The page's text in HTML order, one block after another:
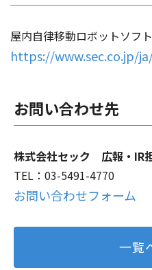
屋内自律移動ロボットソフ
https://www.sec.co.jp/
お問い合わせ先
株式会社セック 広報・IR
TEL：03-5491-4770
お問い合わせフォーム
一覧